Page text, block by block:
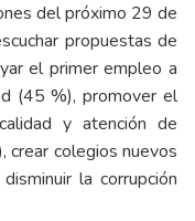
del próximo 29 de
propuestas de
el primer empleo a
(45 %), promover el
y atención de
colegios nuevos
la corrupción